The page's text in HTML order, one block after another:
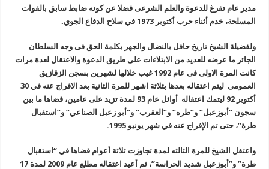
مدير عام تفرغ للدعوة والعلم الشرعى فضلا عن كونه ضابط سابق بالقوات
المسلحة، خدم أثناء حرب أكتوبر 1973 في سلاح الدفاع الجوي
.
ولفضيلة الشيخ تاريخ حافل بالنضال والجهر بكلمة الحق فى وجه السلطان
الجائر ما عرضه للعديد من الابتلاءات على طريق الدعوة والاعتقال لعدة مرات
كانت المرة الاولى فى عام 1992 غيب خلالها لشهرين بسجن الزقازيق
العمومى ليتم اعتقاله بعدها بثلاثة اشهر للمرة الثانية بعد الافراج عنه في 30
أكتوبر 92 ليتمك اعتقاله أوائل عام 93 لمدة تزيد على عامين، قضاها ما بين
سجون“أبوزعبل” و”طره” و”العقرب” و”أبو زعبل الصناعي” و”استقبال
طرة”، حتى تم الإفراج عنه في شهر يونيو 1995
.
واعتقل الشيخ للمرة الثالثه لمدة تجاوزت ثلاثة أعوام قضاها في “استقبال
طرة” و”أبوزعبل شديد الحراسة”، ثم أعيد اعتقاله مطلع عام 2009 لمدة 17